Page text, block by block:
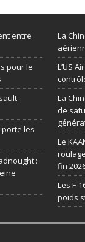
entre
pour le
porte les
:
La
L’US
La
de
Le
fin
Les F-
poids